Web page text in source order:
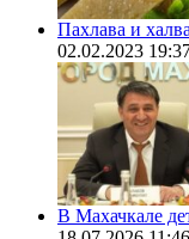
Пахлава и
02.02.2023
В Махачкале